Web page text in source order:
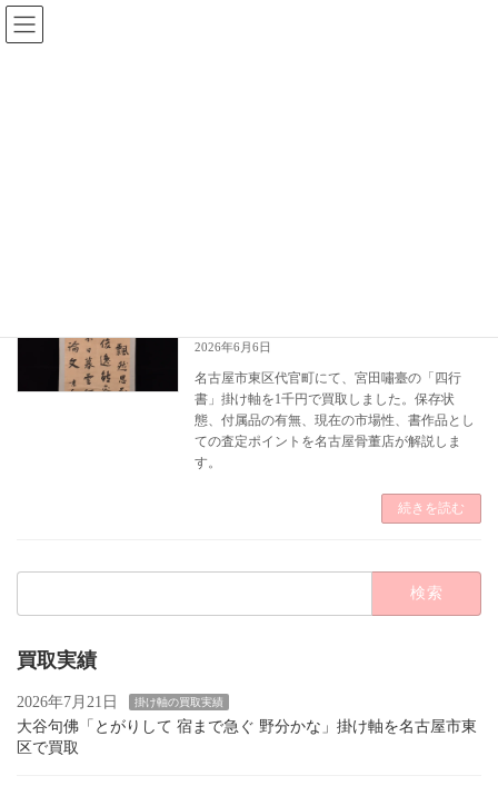
コ
ン
テ
ナ
ビ
ゲ
2026年6月6日
名古屋市東区代官町にて、宮田嘯臺の「四行
書」掛け軸を1千円で買取しました。保存状
態、付属品の有無、現在の市場性、書作品とし
ての査定ポイントを名古屋骨董店が解説しま
す。
続きを読む
買取実績
2026年7月21日 掛け軸の買取実績
大谷句佛「とがりして 宿まで急ぐ 野分かな」掛け軸を名古屋市東
区で買取